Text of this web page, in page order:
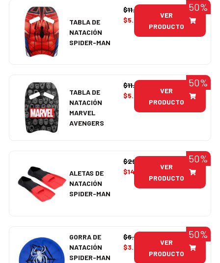
50%
TABLA DE
NATACIÓN
SPIDER-MAN
$11.990
$5.995
VER
PRODUCTO
50%
TABLA DE
NATACIÓN
MARVEL
AVENGERS
$11.990
$5.995
VER
PRODUCTO
50%
ALETAS DE
NATACIÓN
SPIDER-MAN
$29.990
$14.995
VER
PRODUCTO
50%
GORRA DE
NATACIÓN
SPIDER-MAN
$6.990
$3.495
VER
PRODUCTO